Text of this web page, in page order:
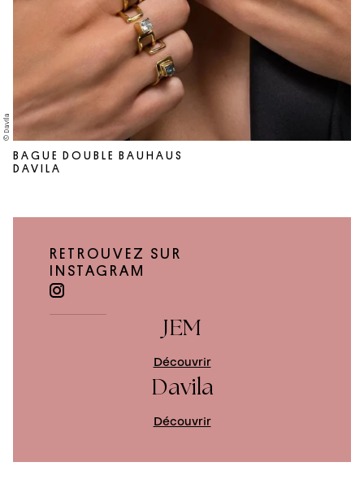
© Davila
BAGUE DOUBLE BAUHAUS
DAVILA
RETROUVEZ SUR
INSTAGRAM
JEM
Découvrir
Davila
Découvrir